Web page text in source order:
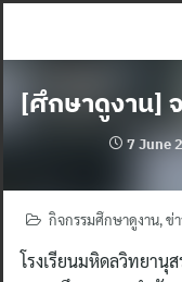
[ศึกษาดูงาน]
7 June
กิจกรรมศึกษาดูงาน,ข่
โรงเรียนมหิดลวิทยานุ